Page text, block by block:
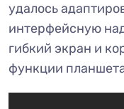
удалось
интерфейсную
гибкий экран и
функции